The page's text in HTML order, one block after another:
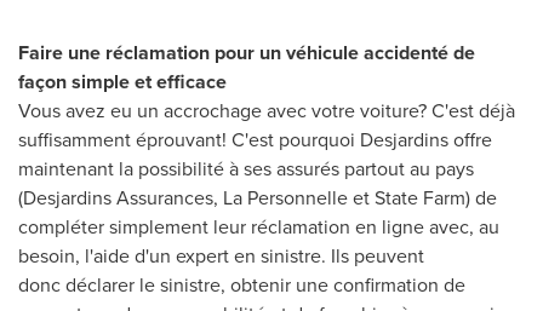
Faire une réclamation pour un véhicule accidenté de
façon simple et efficace
Vous avez eu un accrochage avec votre voiture? C'est déjà
suffisamment éprouvant! C'est pourquoi Desjardins offre
maintenant la possibilité à ses assurés partout au pays
(Desjardins Assurances, La Personnelle et State Farm) de
compléter simplement leur réclamation en ligne avec, au
besoin, l'aide d'un expert en sinistre. Ils peuvent
donc déclarer le sinistre, obtenir une confirmation de